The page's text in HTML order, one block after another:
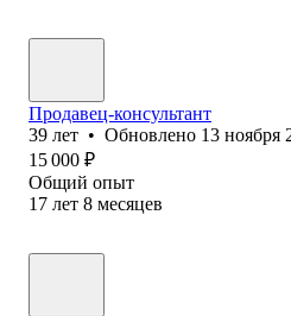
Продавец-консультант
39 лет • Обновлено 13 ноября
15 000 ₽
Общий опыт
17 лет 8 месяцев